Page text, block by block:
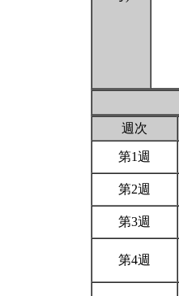
週次
第1週
第2週
第3週
第4週